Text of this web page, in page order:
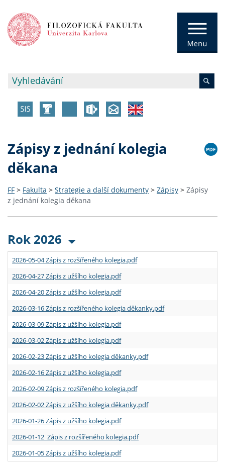
Zápisy z jednání kolegia
děkana
FF > Fakulta > Strategie a další dokumenty > Zápisy > Zápisy
z jednání kolegia děkana
Rok 2026
2026-05-04 Zápis z rozšířeného kolegia.pdf
2026-04-27 Zápis z užšího kolegia.pdf
2026-04-20 Zápis z užšího kolegia.pdf
2026-03-16 Zápis z rozšířeného kolegia děkanky.pdf
2026-03-09 Zápis z užšího kolegia.pdf
2026-03-02 Zápis z užšího kolegia.pdf
2026-02-23 Zápis z užšího kolegia děkanky.pdf
2026-02-16 Zápis z užšího kolegia.pdf
2026-02-09 Zápis z rozšířeného kolegia.pdf
2026-02-02 Zápis z užšího kolegia děkanky.pdf
2026-01-26 Zápis z užšího kolegia.pdf
2026-01-12 Zápis z rozšířeného kolegia.pdf
2026-01-05 Zápis z užšího kolegia.pdf